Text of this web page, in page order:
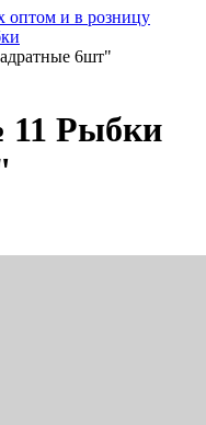
оптом и в розницу
6шт"
11 Рыбки